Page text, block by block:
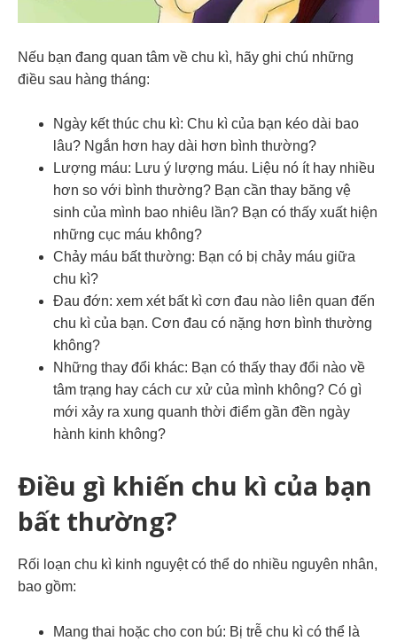
Nếu bạn đang quan tâm về chu kì, hãy ghi chú những
điều sau hàng tháng:
Ngày kết thúc chu kì: Chu kì của bạn kéo dài bao
lâu? Ngắn hơn hay dài hơn bình thường?
Lượng máu: Lưu ý lượng máu. Liệu nó ít hay nhiều
hơn so với bình thường? Bạn cần thay băng vệ
sinh của mình bao nhiêu lần? Bạn có thấy xuất hiện
những cục máu không?
Chảy máu bất thường: Bạn có bị chảy máu giữa
chu kì?
Đau đớn: xem xét bất kì cơn đau nào liên quan đến
chu kì của bạn. Cơn đau có nặng hơn bình thường
không?
Những thay đổi khác: Bạn có thấy thay đổi nào về
tâm trạng hay cách cư xử của mình không? Có gì
mới xảy ra xung quanh thời điểm gần đền ngày
hành kinh không?
Điều gì khiến chu kì của bạn
bất thường?
Rối loạn chu kì kinh nguyệt có thể do nhiều nguyên nhân,
bao gồm:
Mang thai hoặc cho con bú: Bị trễ chu kì có thể là